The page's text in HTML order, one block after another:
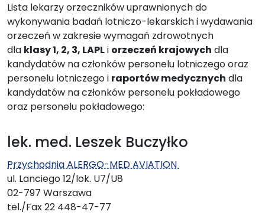
Lista lekarzy orzeczników uprawnionych do
wykonywania badań lotniczo-lekarskich i wydawania
orzeczeń w zakresie wymagań zdrowotnych
dla klasy 1, 2, 3, LAPLi orzeczeń krajowych dla
kandydatów na członków personelu lotniczego oraz
personelu lotniczego i raportów medycznych dla
kandydatów na członków personelu pokładowego
oraz personelu pokładowego:
lek. med. Leszek Buczyłko
Przychodnia ALERGO-MED AVIATION
ul. Lanciego 12/lok. U7/U8
02-797 Warszawa
tel./Fax 22 448-47-77